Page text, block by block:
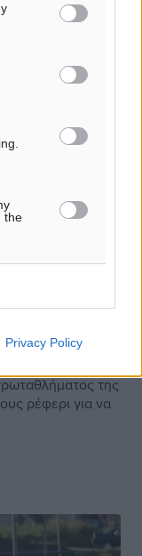
the
Privacy Policy
στους
της
ρέφερι για να